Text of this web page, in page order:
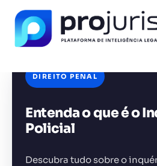
DIREITO PENAL
Entenda o que é o
Policial
Descubra tudo sobre o
FERRAMENTA
CONTEÚDO
Gerador de Petição